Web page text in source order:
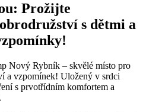
Prožijte
s dětmi a
Nový Rybník – skvělé místo pro
a vzpomínek! Uložený v srdci
s prvotřídním komfortem a